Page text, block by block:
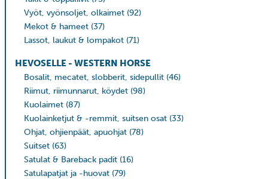
Vyöt, vyönsoljet, olkaimet (92)
Mekot & hameet (37)
Lassot, laukut & lompakot (71)
HEVOSELLE - WESTERN HORSE
Bosalit, mecatet, slobberit, sidepullit (46)
Riimut, riimunnarut, köydet (98)
Kuolaimet (87)
Kuolainketjut & -remmit, suitsen osat (33)
Ohjat, ohjienpäät, apuohjat (78)
Suitset (63)
Satulat & Bareback padit (16)
Satulapatjat ja -huovat (79)